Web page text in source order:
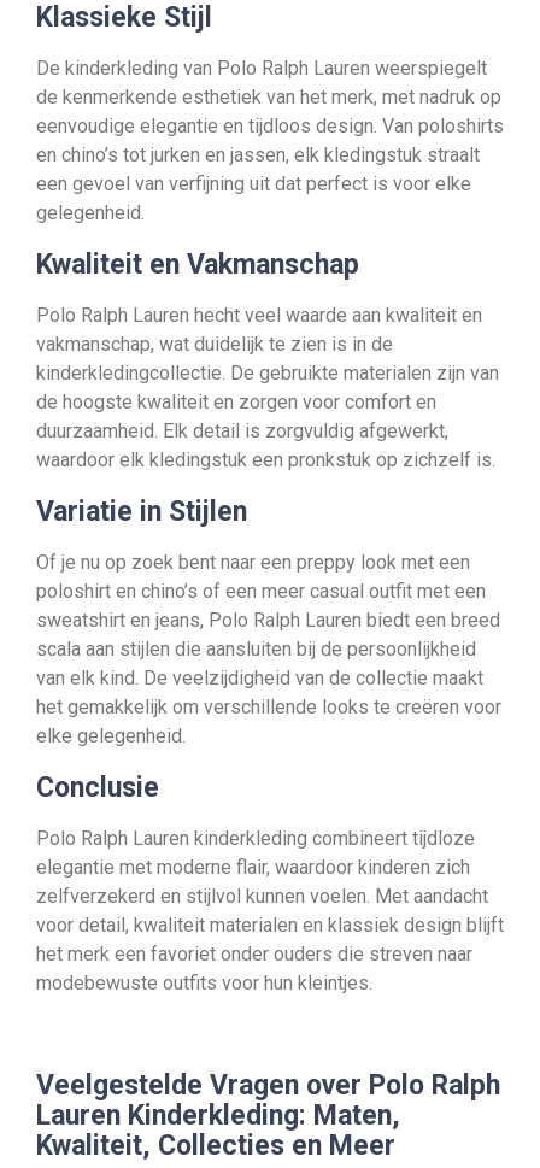
Klassieke Stijl
De kinderkleding van Polo Ralph Lauren weerspiegelt
de kenmerkende esthetiek van het merk, met nadruk op
eenvoudige elegantie en tijdloos design. Van poloshirts
en chino’s tot jurken en jassen, elk kledingstuk straalt
een gevoel van verfijning uit dat perfect is voor elke
gelegenheid.
Kwaliteit en Vakmanschap
Polo Ralph Lauren hecht veel waarde aan kwaliteit en
vakmanschap, wat duidelijk te zien is in de
kinderkledingcollectie. De gebruikte materialen zijn van
de hoogste kwaliteit en zorgen voor comfort en
duurzaamheid. Elk detail is zorgvuldig afgewerkt,
waardoor elk kledingstuk een pronkstuk op zichzelf is.
Variatie in Stijlen
Of je nu op zoek bent naar een preppy look met een
poloshirt en chino’s of een meer casual outfit met een
sweatshirt en jeans, Polo Ralph Lauren biedt een breed
scala aan stijlen die aansluiten bij de persoonlijkheid
van elk kind. De veelzijdigheid van de collectie maakt
het gemakkelijk om verschillende looks te creëren voor
elke gelegenheid.
Conclusie
Polo Ralph Lauren kinderkleding combineert tijdloze
elegantie met moderne flair, waardoor kinderen zich
zelfverzekerd en stijlvol kunnen voelen. Met aandacht
voor detail, kwaliteit materialen en klassiek design blijft
het merk een favoriet onder ouders die streven naar
modebewuste outfits voor hun kleintjes.
Veelgestelde Vragen over Polo Ralph
Lauren Kinderkleding: Maten,
Kwaliteit, Collecties en Meer